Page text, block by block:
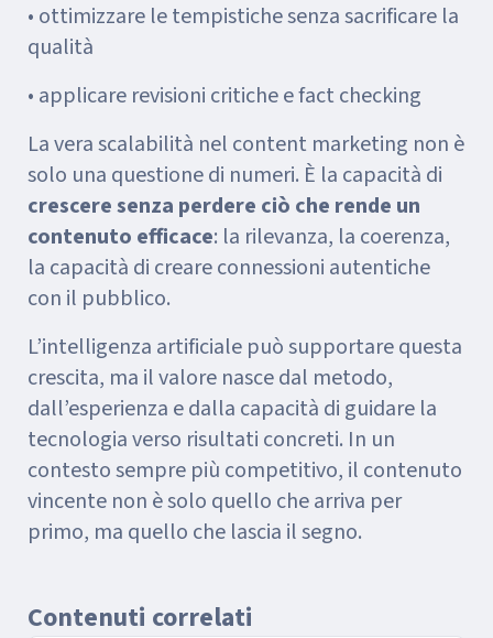
• ottimizzare le tempistiche senza sacrificare la
qualità
• applicare revisioni critiche e fact checking
La vera scalabilità nel content marketing non è
solo una questione di numeri. È la capacità di
crescere senza perdere ciò che rende un
contenuto efficace: la rilevanza, la coerenza,
la capacità di creare connessioni autentiche
con il pubblico.
L’intelligenza artificiale può supportare questa
crescita, ma il valore nasce dal metodo,
dall’esperienza e dalla capacità di guidare la
tecnologia verso risultati concreti. In un
contesto sempre più competitivo, il contenuto
vincente non è solo quello che arriva per
primo, ma quello che lascia il segno.
Contenuti correlati